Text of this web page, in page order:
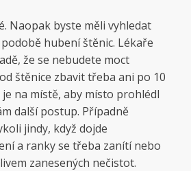
Naopak byste měli vyhledat
hubení štěnic. Lékaře
že se nebudete moct
štěnice zbavit třeba ani po 10
je na místě, aby místo prohlédl
další postup. Případně
jindy, když dojde
a ranky se třeba zanítí nebo
zanesených nečistot.